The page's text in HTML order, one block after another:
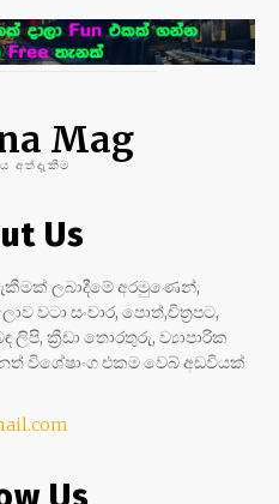
Mag
අත්දැකීම
Us
ලබාදීමේ අරමුණෙන්,
වටා සංචාර, පොත්,චිත්‍රපට,
ක්‍රීඩා තොරතුරු, ව්‍යාපාරික
විශේෂාංග එකම වෙබ් අඩවියක්